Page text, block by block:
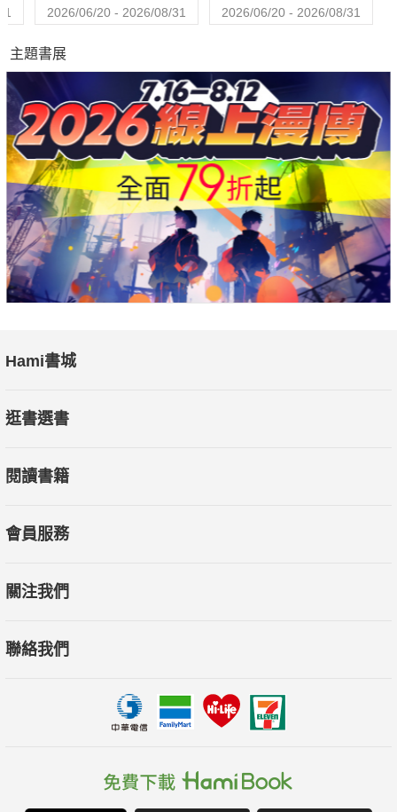
2026/06/20 - 2026/08/31 2026/06/20 - 2026/08/31
主題書展
Hami書城
逛書選書
閱讀書籍
會員服務
關注我們
聯絡我們